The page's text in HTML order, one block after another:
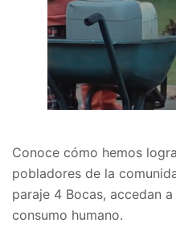
Conoce cómo hemos
pobladores de la
paraje 4 Bocas, accedan
consumo humano.